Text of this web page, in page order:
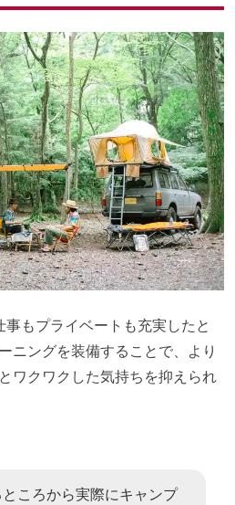
もプライベートも充実したと
ニングを装備することで、より
ワクワクした気持ちを抑えられ
ころから実際にキャンプ